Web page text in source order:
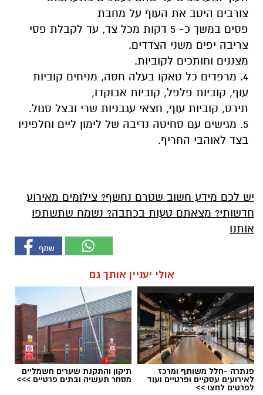
צורבים היטב את העוף על מחבת
פסים במשך כ- 5 דקות מכל צד, עד לקבלת פסי
צריבה יפים משני הצדדים.
מצננים וחותכים לקוביות.
4. מרפדים כל טאקו בעלה חסה, מניחים קוביות
עוף, קוביות פלפל, קוביות אבוקדו,
תירס, קוביות עוף, חצאי עגבניות שרי ובצל סגול.
5. מגישים עם סחיטה נדיבה של לימון ליים וחלפיניו
בצד לאוהבי החריף.
יש לכם מידע חשוב שטרם נחשף? צילומים מאירוע
חדשותי? מצאתם טעות בכתבה? נשמח שתשתפו
אותנו
אולי יעניין אותך גם
פנתרה -חלל משותף ומרכז
לאירועים עסקיים ופרטיים ועוד
לפרטים לחצו >>
תיקון והתקנת שערים חשמליים
מסחר תעשיה ובתים פרטיים >>>